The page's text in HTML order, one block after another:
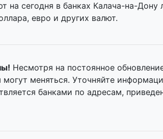
на сегодня в банках Калача-на-
евро и других валют.
Несмотря на постоянное
могут меняться. Уточняйте
банками по адресам,